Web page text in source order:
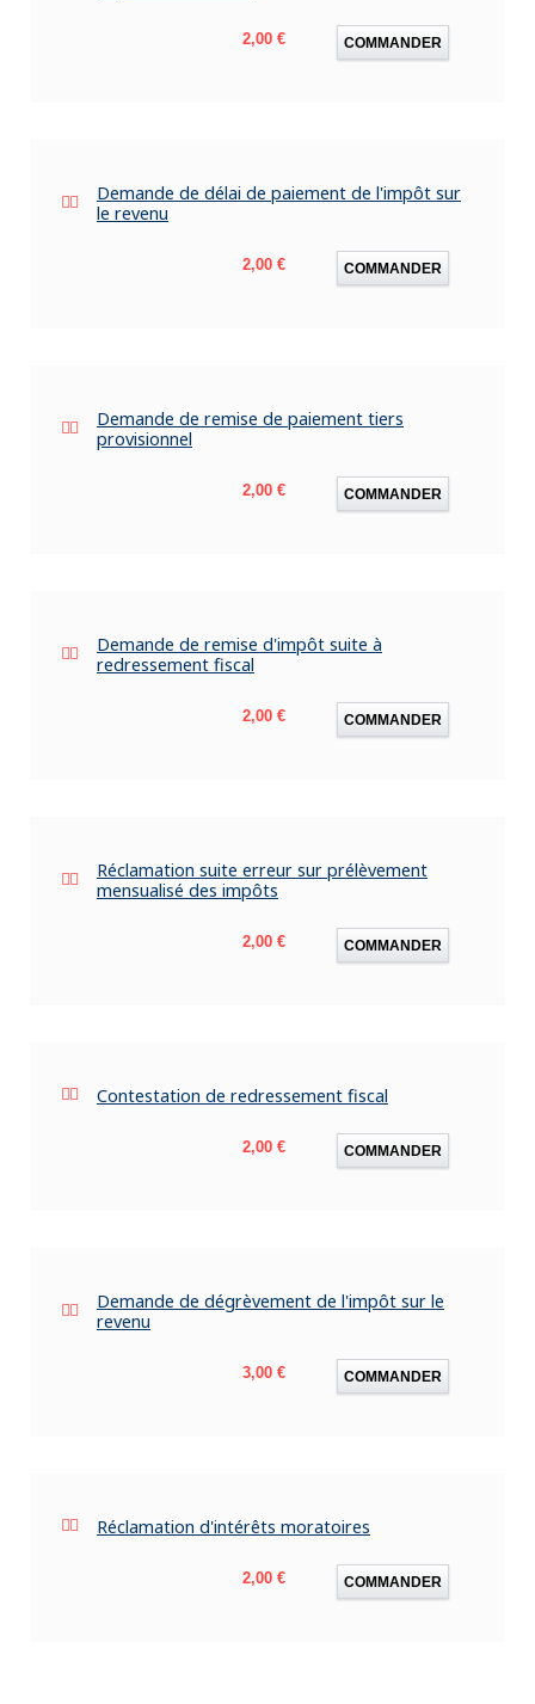
Prix
2,00 € COMMANDER
Demande de délai de paiement de l'impôt sur
le revenu
Prix
2,00 € COMMANDER
Demande de remise de paiement tiers
provisionnel
Prix
2,00 € COMMANDER
Demande de remise d'impôt suite à
redressement fiscal
Prix
2,00 € COMMANDER
Réclamation suite erreur sur prélèvement
mensualisé des impôts
Prix
2,00 € COMMANDER
Contestation de redressement fiscal
Prix
2,00 € COMMANDER
Demande de dégrèvement de l'impôt sur le
revenu
Prix
3,00 € COMMANDER
Réclamation d'intérêts moratoires
Prix
2,00 € COMMANDER